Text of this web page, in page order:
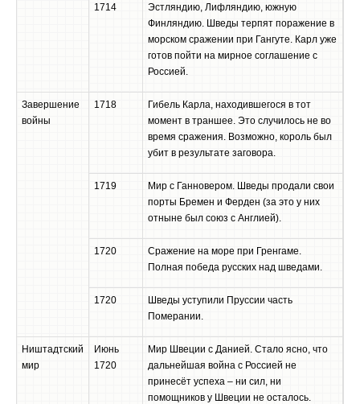
1714
Эстляндию, Лифляндию, южную
Финляндию. Шведы терпят поражение в
морском сражении при Гангуте. Карл уже
готов пойти на мирное соглашение с
Россией.
Завершение
войны
1718
Гибель Карла, находившегося в тот
момент в траншее. Это случилось не во
время сражения. Возможно, король был
убит в результате заговора.
1719
Мир с Ганновером. Шведы продали свои
порты Бремен и Ферден (за это у них
отныне был союз с Англией).
1720
Сражение на море при Гренгаме.
Полная победа русских над шведами.
1720
Шведы уступили Пруссии часть
Померании.
Ништадтский
мир
Июнь
1720
Мир Швеции с Данией. Стало ясно, что
дальнейшая война с Россией не
принесёт успеха – ни сил, ни
помощников у Швеции не осталось.